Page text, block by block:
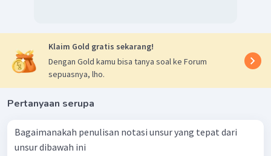
Klaim Gold gratis sekarang!
Dengan Gold kamu bisa tanya soal ke Forum
sepuasnya, lho.
Pertanyaan serupa
Bagaimanakah penulisan notasi unsur yang tepat dari
unsur dibawah ini